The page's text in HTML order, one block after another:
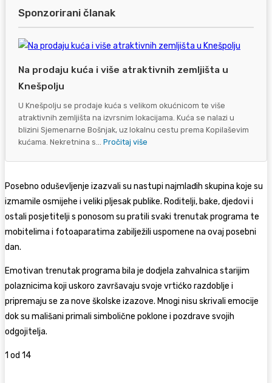
Sponzorirani članak
Na prodaju kuća i više atraktivnih zemljišta u
Knešpolju
U Knešpolju se prodaje kuća s velikom okućnicom te više
atraktivnih zemljišta na izvrsnim lokacijama. Kuća se nalazi u
blizini Sjemenarne Bošnjak, uz lokalnu cestu prema Kopilaševim
kućama. Nekretnina s... Pročitaj više
Posebno oduševljenje izazvali su nastupi najmlađih skupina koje su
izmamile osmijehe i veliki pljesak publike. Roditelji, bake, djedovi i
ostali posjetitelji s ponosom su pratili svaki trenutak programa te
mobitelima i fotoaparatima zabilježili uspomene na ovaj posebni
dan.
Emotivan trenutak programa bila je dodjela zahvalnica starijim
polaznicima koji uskoro završavaju svoje vrtićko razdoblje i
pripremaju se za nove školske izazove. Mnogi nisu skrivali emocije
dok su mališani primali simbolične poklone i pozdrave svojih
odgojitelja.
1 od 14